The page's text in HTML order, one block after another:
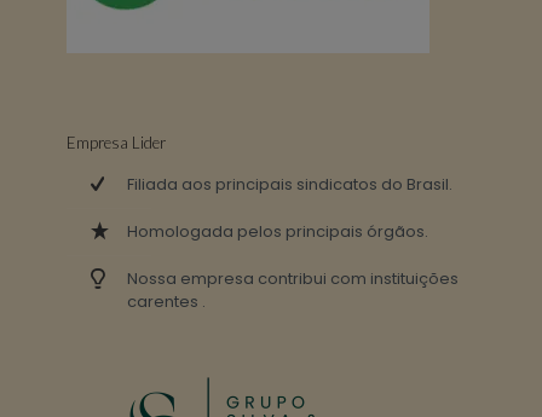
Empresa Lider
Filiada aos principais sindicatos do Brasil.
Homologada pelos principais órgãos.
Nossa empresa contribui com instituições
carentes .